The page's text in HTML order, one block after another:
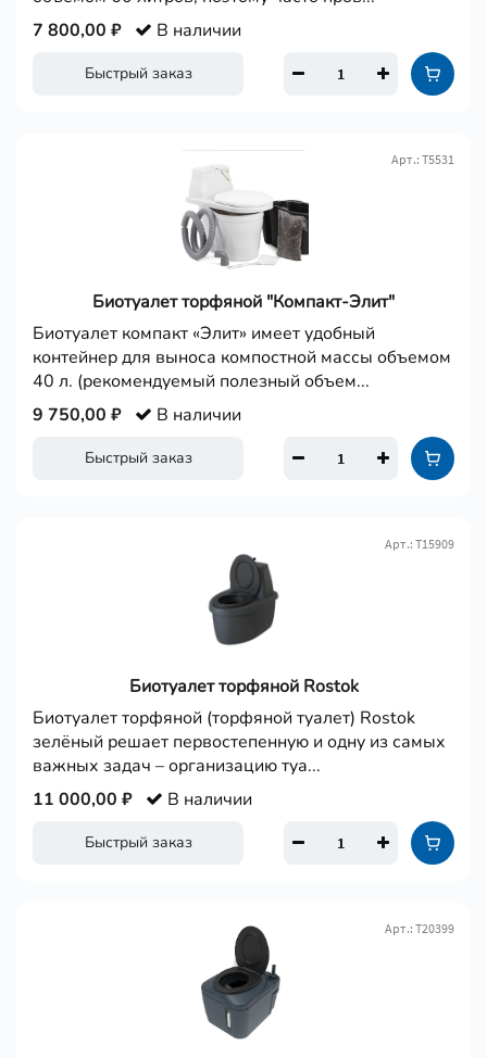
Быстрый заказ
7 800,00 ₽ В наличии
Биотуалет торфяной "Компакт-Элит"
Арт.: Т5531
Биотуалет компакт «Элит» имеет удобный
контейнер для выноса компостной массы объемом
40 л. (рекомендуемый полезный объем...
Быстрый заказ
9 750,00 ₽ В наличии
Биотуалет торфяной Rostok
Арт.: Т15909
Биотуалет торфяной (торфяной туалет) Rostok
зелёный решает первостепенную и одну из самых
важных задач – организацию туа...
Быстрый заказ
11 000,00 ₽ В наличии
Арт.: Т20399